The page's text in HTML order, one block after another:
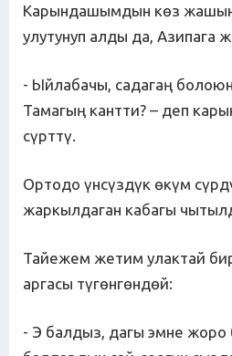
Карындашымдын көз
улутунуп алды да, Азипага
- Ыйлабачы, садагаң
Тамагың кантти? – деп
сүрттү.
Ортодо үнсүздүк өкүм
жаркылдаган кабагы
Тайежем жетим улактай
аргасы түгөнгөндөй:
- Э балдыз, дагы эмне